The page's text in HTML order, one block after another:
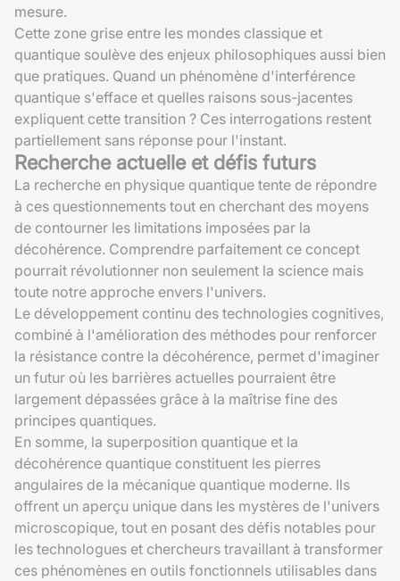
mesure.
Cette zone grise entre les mondes classique et
quantique soulève des enjeux philosophiques aussi bien
que pratiques. Quand un phénomène d'interférence
quantique s'efface et quelles raisons sous-jacentes
expliquent cette transition ? Ces interrogations restent
partiellement sans réponse pour l'instant.
Recherche actuelle et défis futurs
La recherche en physique quantique tente de répondre
à ces questionnements tout en cherchant des moyens
de contourner les limitations imposées par la
décohérence. Comprendre parfaitement ce concept
pourrait révolutionner non seulement la science mais
toute notre approche envers l'univers.
Le développement continu des technologies cognitives,
combiné à l'amélioration des méthodes pour renforcer
la résistance contre la décohérence, permet d'imaginer
un futur où les barrières actuelles pourraient être
largement dépassées grâce à la maîtrise fine des
principes quantiques.
En somme, la superposition quantique et la
décohérence quantique constituent les pierres
angulaires de la mécanique quantique moderne. Ils
offrent un aperçu unique dans les mystères de l'univers
microscopique, tout en posant des défis notables pour
les technologues et chercheurs travaillant à transformer
ces phénomènes en outils fonctionnels utilisables dans